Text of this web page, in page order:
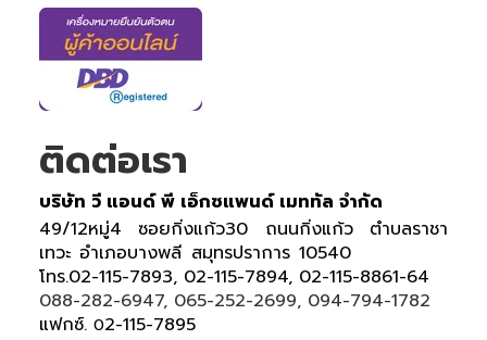
ติดต่อเรา
บริษัท วี แอนด์ พี เอ็กซแพนด์ เมททัล จำกัด
49/12หมู่4 ซอยกิ่งแก้ว30 ถนนกิ่งแก้ว ตำบลราชา
เทวะ อำเภอบางพลี สมุทรปราการ 10540
โทร.02-115-7893, 02-115-7894, 02-115-8861-64
088-282-6947, 065-252-2699, 094-794-1782
แฟกซ์. 02-115-7895